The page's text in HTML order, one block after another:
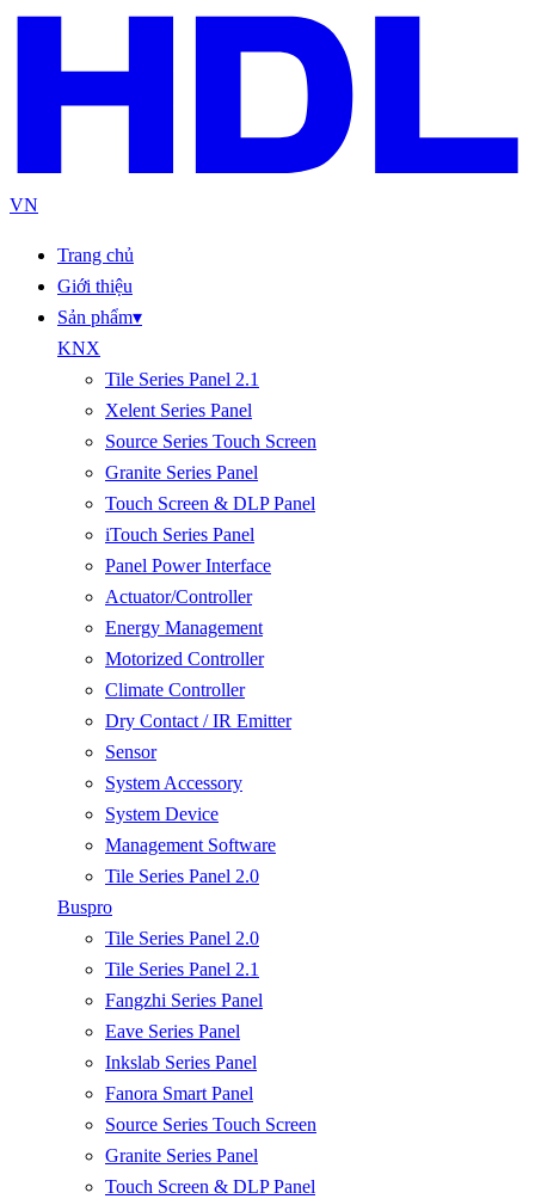
VN
Trang chủ
Giới thiệu
Sản phẩm▾
KNX
Tile Series Panel 2.1
Xelent Series Panel
Source Series Touch Screen
Granite Series Panel
Touch Screen & DLP Panel
iTouch Series Panel
Panel Power Interface
Actuator/Controller
Energy Management
Motorized Controller
Climate Controller
Dry Contact / IR Emitter
Sensor
System Accessory
System Device
Management Software
Tile Series Panel 2.0
Buspro
Tile Series Panel 2.0
Tile Series Panel 2.1
Fangzhi Series Panel
Eave Series Panel
Inkslab Series Panel
Fanora Smart Panel
Source Series Touch Screen
Granite Series Panel
Touch Screen & DLP Panel